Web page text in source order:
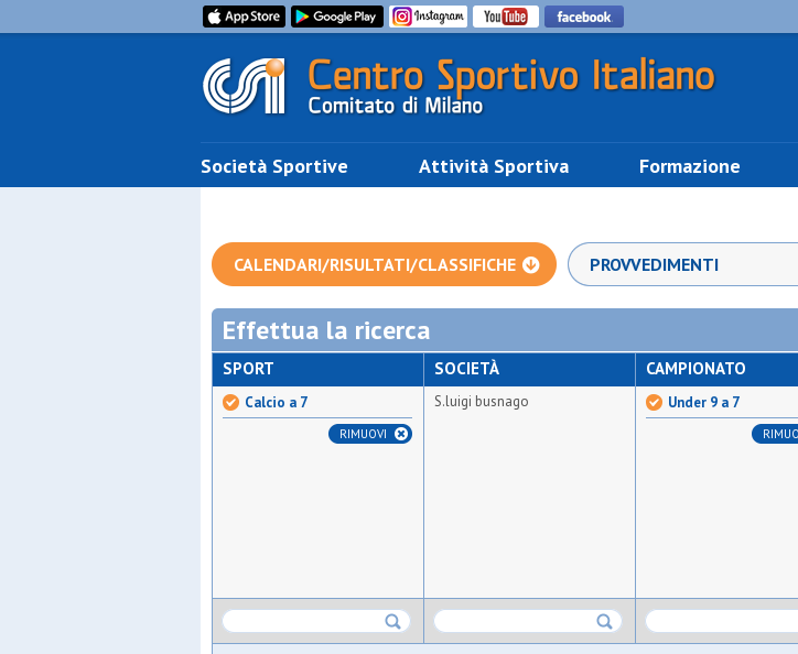
Società Sportive Attività Sportiva Formazione
CALENDARI/RISULTATI/CLASSIFICHE PROVVEDIMENTI
Effettua la ricerca
SPORT
Calcio a 7
RIMUOVI
SOCIETÀ
S.luigi busnago
CAMPIONATO
Under 9 a 7